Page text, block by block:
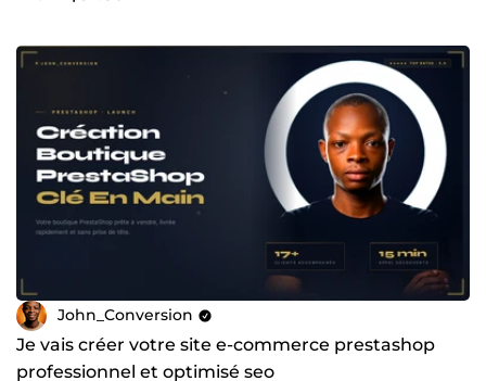
John_Conversion
Je vais créer votre site e-commerce prestashop
professionnel et optimisé seo